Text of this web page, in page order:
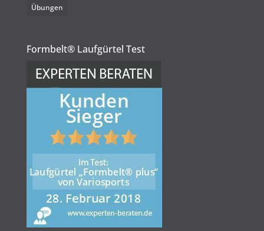
Übungen
Formbelt® Laufgürtel Test